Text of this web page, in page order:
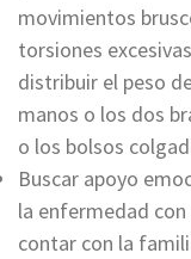
movimientos
torsiones
distribuir el peso
manos o los dos
o los bolsos
Buscar apoyo
la enfermedad
contar con la